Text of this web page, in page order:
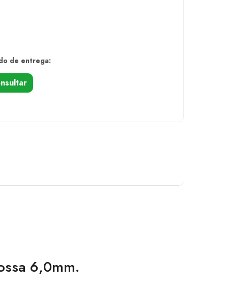
de entrega:
6,0mm.